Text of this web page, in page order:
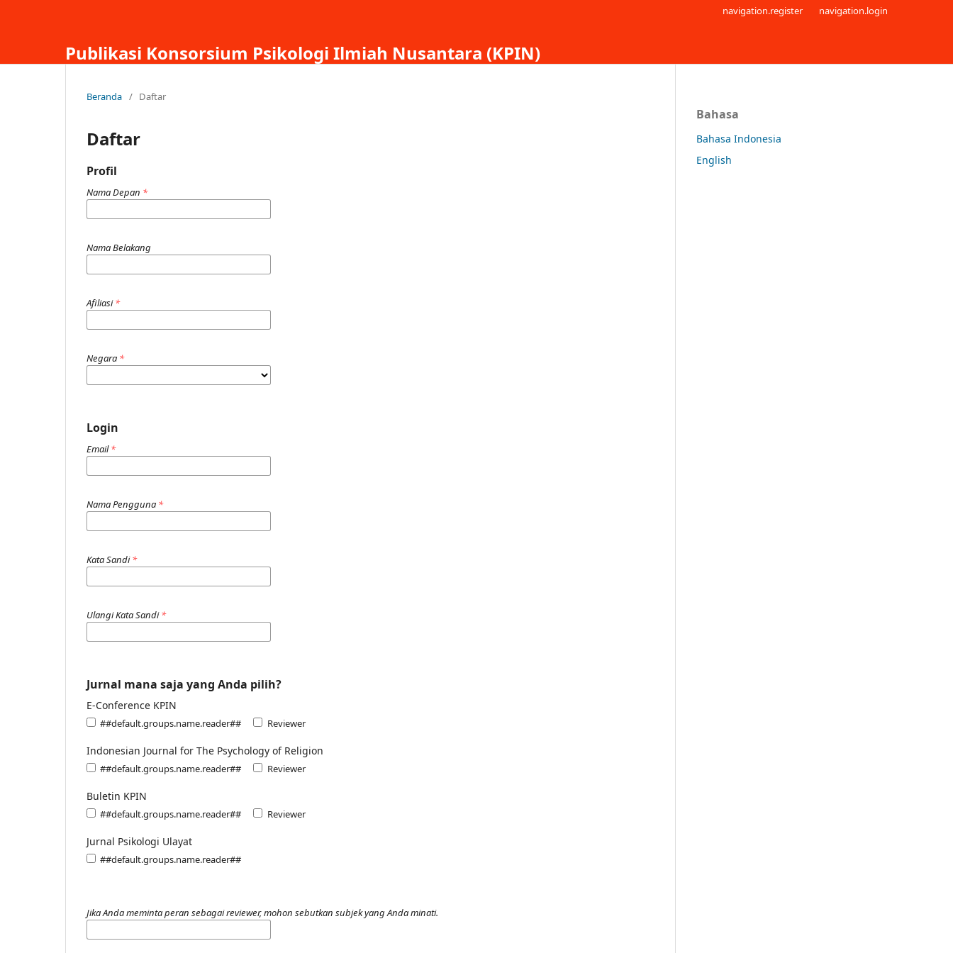
Publikasi Konsorsium Psikologi Ilmiah Nusantara (KPIN)
navigation.register navigation.login
Beranda / Daftar
Daftar
Profil
Nama Depan *
Nama Belakang
Afiliasi*
Negara *
Login
Email*
Nama Pengguna *
Kata Sandi*
Ulangi Kata Sandi*
Jurnal mana saja yang Anda pilih?
E-Conference KPIN
##default.groups.name.reader## Reviewer
Indonesian Journal for The Psychology of Religion
##default.groups.name.reader## Reviewer
Buletin KPIN
##default.groups.name.reader## Reviewer
Jurnal Psikologi Ulayat
##default.groups.name.reader##
Jika Anda meminta peran sebagai reviewer, mohon sebutkan subjek yang Anda minati.
Bahasa
Bahasa Indonesia
English